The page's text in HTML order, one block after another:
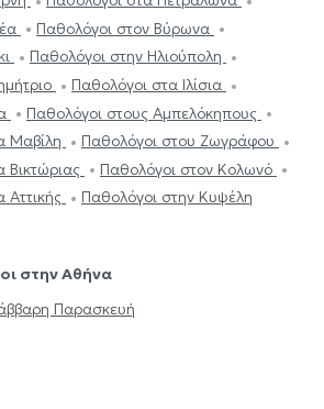
Παθολόγοι στον Βύρωνα
Παθολόγοι στην Ηλιούπολη
Παθολόγοι στα Ιλίσια
Παθολόγοι στους Αμπελόκηπους
Μαβίλη
Παθολόγοι στου Ζωγράφου
Βικτώριας
Παθολόγοι στον Κολωνό
Αττικής
Παθολόγοι στην Κυψέλη
στην Αθήνα
Παρασκευή